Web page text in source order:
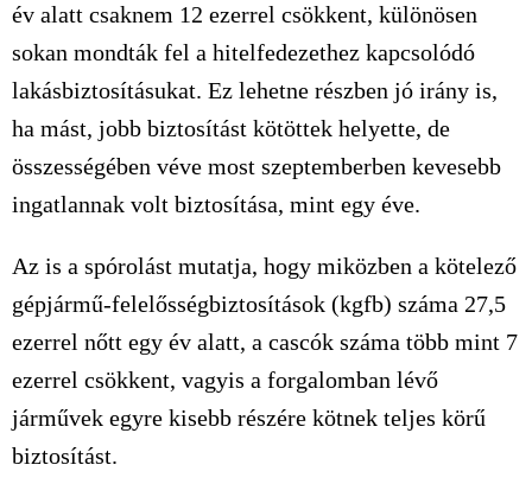
év alatt csaknem 12 ezerrel csökkent, különösen
sokan mondták fel a hitelfedezethez kapcsolódó
lakásbiztosításukat. Ez lehetne részben jó irány is,
ha mást, jobb biztosítást kötöttek helyette, de
összességében véve most szeptemberben kevesebb
ingatlannak volt biztosítása, mint egy éve.
Az is a spórolást mutatja, hogy miközben a kötelező
gépjármű-felelősségbiztosítások (kgfb) száma 27,5
ezerrel nőtt egy év alatt, a cascók száma több mint 7
ezerrel csökkent, vagyis a forgalomban lévő
járművek egyre kisebb részére kötnek teljes körű
biztosítást.